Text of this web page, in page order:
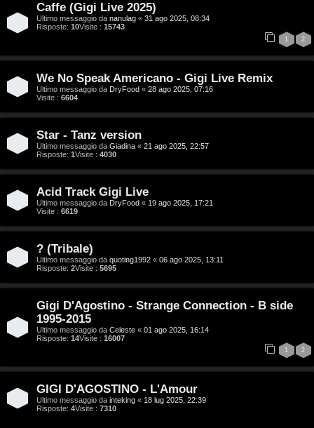
F
A
Q
Caffe (Gigi Live 2025)
Ultimo messaggio da nanulag « 31 ago 2025, 08:34
Risposte: 10Visite : 15743
1 2
We No Speak Americano - Gigi Live Remix
Ultimo messaggio da DryFood « 28 ago 2025, 07:16
Visite : 6604
Star - Tanz version
Ultimo messaggio da Giadina « 21 ago 2025, 22:57
Risposte: 1Visite : 4030
Acid Track Gigi Live
Ultimo messaggio da DryFood « 19 ago 2025, 17:21
Visite : 6619
? (Tribale)
Ultimo messaggio da quoting1992 « 06 ago 2025, 13:11
Risposte: 2Visite : 5695
Gigi D'Agostino - Strange Connection - B side
1995-2015
Ultimo messaggio da Celeste « 01 ago 2025, 16:14
Risposte: 14Visite : 16007
1 2
GIGI D'AGOSTINO - L'Amour
Ultimo messaggio da inteking « 18 lug 2025, 22:39
Risposte: 4Visite : 7310
/
i
g
i
t
a
l
S
o
r
e
:
g